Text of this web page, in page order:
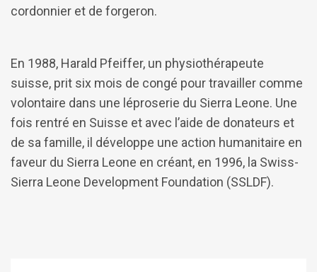
cordonnier et de forgeron.
En 1988, Harald Pfeiffer, un physiothérapeute
suisse, prit six mois de congé pour travailler comme
volontaire dans une léproserie du Sierra Leone. Une
fois rentré en Suisse et avec l’aide de donateurs et
de sa famille, il développe une action humanitaire en
faveur du Sierra Leone en créant, en 1996, la Swiss-
Sierra Leone Development Foundation (SSLDF).